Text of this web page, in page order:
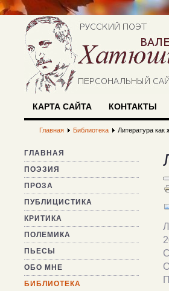
КАРТА САЙТА КОНТАКТЫ
Главная Библиотека Литература как
ГЛАВНАЯ
ПОЭЗИЯ
ПРОЗА
ПУБЛИЦИСТИКА
КРИТИКА
ПОЛЕМИКА
ПЬЕСЫ
ОБО МНЕ
БИБЛИОТЕКА